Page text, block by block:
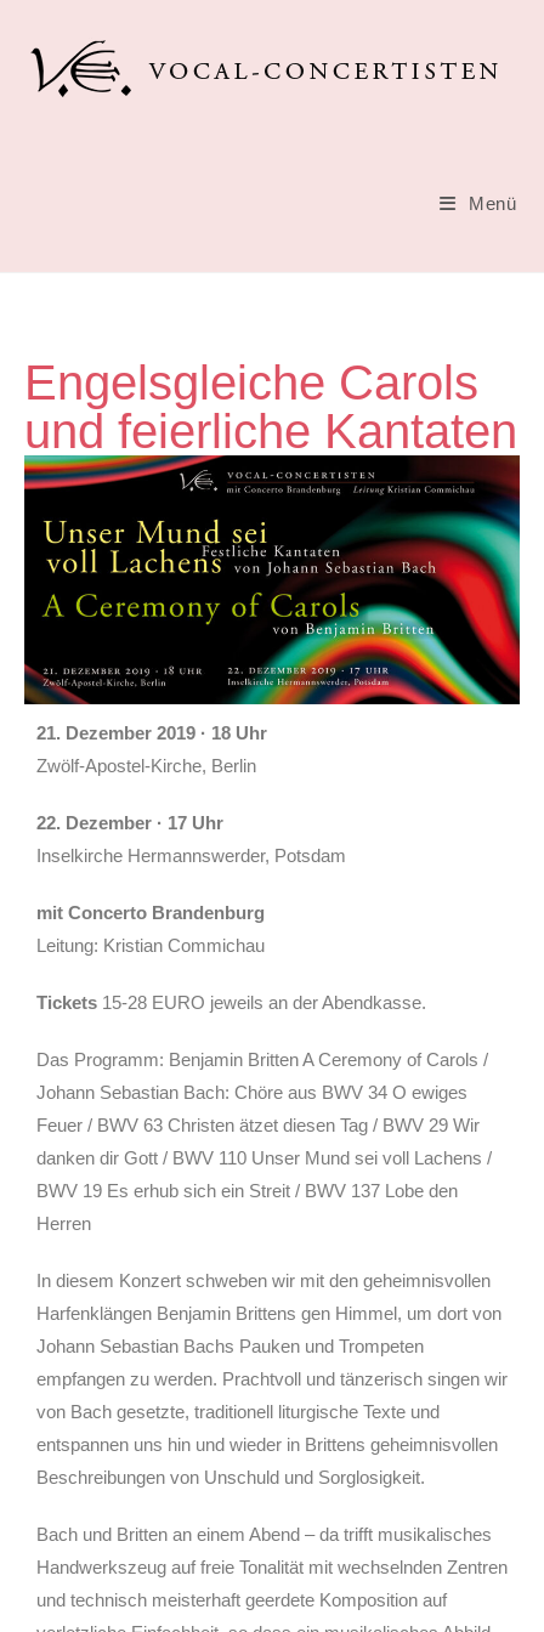
Menü
Engelsgleiche Carols
und feierliche Kantaten
21. Dezember 2019 · 18 Uhr
Zwölf-Apostel-Kirche, Berlin
22. Dezember · 17 Uhr
Inselkirche Hermannswerder, Potsdam
mit Concerto Brandenburg
Leitung: Kristian Commichau
Tickets 15-28 EURO jeweils an der Abendkasse.
Das Programm: Benjamin Britten A Ceremony of Carols /
Johann Sebastian Bach: Chöre aus BWV 34 O ewiges
Feuer / BWV 63 Christen ätzet diesen Tag / BWV 29 Wir
danken dir Gott / BWV 110 Unser Mund sei voll Lachens /
BWV 19 Es erhub sich ein Streit / BWV 137 Lobe den
Herren
In diesem Konzert schweben wir mit den geheimnisvollen
Harfenklängen Benjamin Brittens gen Himmel, um dort von
Johann Sebastian Bachs Pauken und Trompeten
empfangen zu werden. Prachtvoll und tänzerisch singen wir
von Bach gesetzte, traditionell liturgische Texte und
entspannen uns hin und wieder in Brittens geheimnisvollen
Beschreibungen von Unschuld und Sorglosigkeit.
Bach und Britten an einem Abend – da trifft musikalisches
Handwerkszeug auf freie Tonalität mit wechselnden Zentren
und technisch meisterhaft geerdete Komposition auf